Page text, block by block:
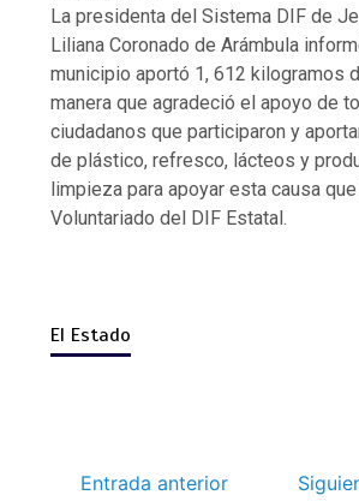
La presidenta del Sistema DIF de
Liliana Coronado de Arámbula
municipio aportó 1, 612 kilogramos
manera que agradeció el apoyo de
ciudadanos que participaron y
de plástico, refresco, lácteos y
limpieza para apoyar esta causa
Voluntariado del DIF Estatal.
El Estado
Entrada anterior